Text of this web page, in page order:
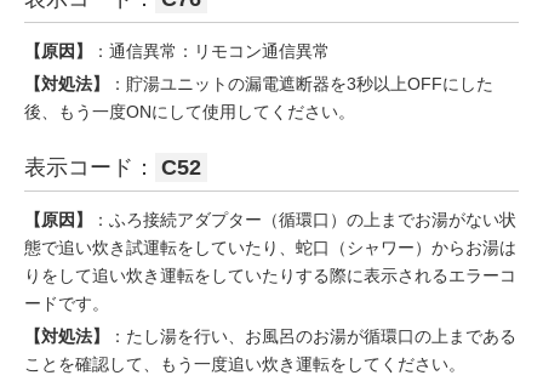
【原因】
：通信異常：リモコン通信異常
【対処法】
：貯湯ユニットの漏電遮断器を3秒以上OFFにした
後、もう一度ONにして使用してください。
表示コード： C52
【原因】
：ふろ接続アダプター（循環口）の上までお湯がない状
態で追い炊き試運転をしていたり、蛇口（シャワー）からお湯は
りをして追い炊き運転をしていたりする際に表示されるエラーコ
ードです。
【対処法】
：たし湯を行い、お風呂のお湯が循環口の上まである
ことを確認して、もう一度追い炊き運転をしてください。